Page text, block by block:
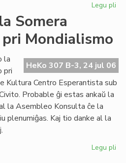
Legu pli
Somera
Mondialismo
HeKo 307 B-3, 24 jul 06
la
pri
Kultura Centro Esperantista sub
Probable ĝi estas ankaŭ la
la Asembleo Konsulta ĉe la
plenumiĝas. Kaj tio danke al la
Legu pli